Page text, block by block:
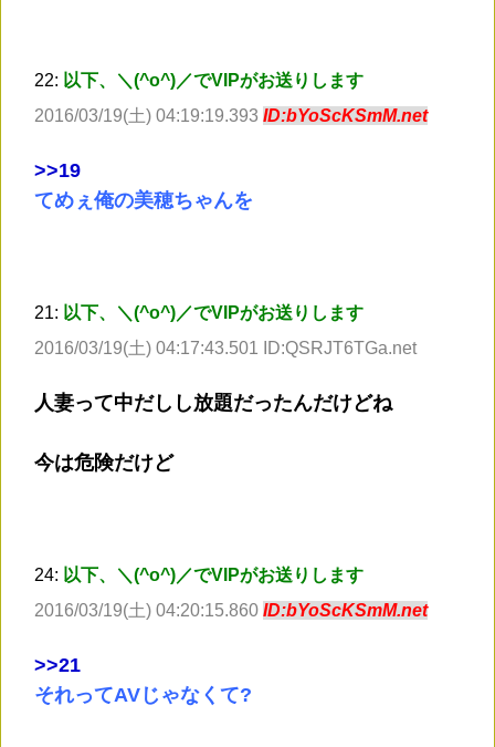
22: 以下、＼(^o^)／でVIPがお送りします
2016/03/19(土) 04:19:19.393 ID:bYoScKSmM.net
>>19
てめぇ俺の美穂ちゃんを
21: 以下、＼(^o^)／でVIPがお送りします
2016/03/19(土) 04:17:43.501 ID:QSRJT6TGa.net
人妻って中だしし放題だったんだけどね
今は危険だけど
24: 以下、＼(^o^)／でVIPがお送りします
2016/03/19(土) 04:20:15.860 ID:bYoScKSmM.net
>>21
それってAVじゃなくて?